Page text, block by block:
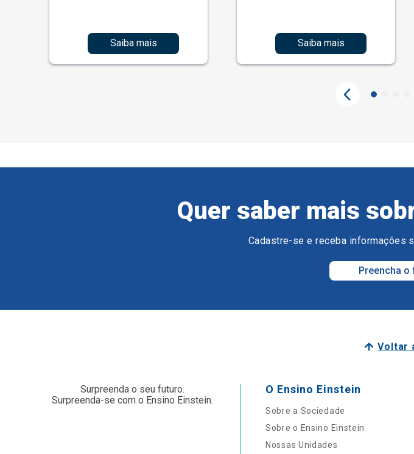
Saiba mais Saiba mais
Quer saber mais
Cadastre-se e receba informações
Preencha
Voltar
Surpreenda o seu futuro.
Surpreenda-se com o Ensino Einstein.
O Ensino Einstein
Sobre a Sociedade
Sobre o Ensino Einstein
Nossas Unidades